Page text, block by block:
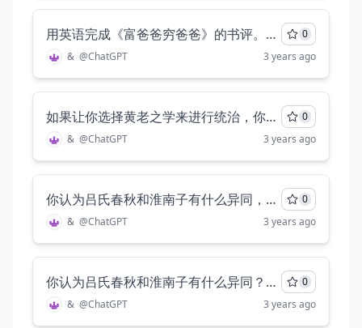
用英语完成《富爸爸穷爸爸》的书评。至少五百字
0
& @ChatGPT 3 years ago
如果让你选择黄老之学来进行统治，你觉得有利的和不利的分别是什么?请仔细分析，至少两千字。
0
& @ChatGPT 3 years ago
你认为吕氏春秋和淮南子有什么异同，详细写出其相同点，不同点，至少两千字
0
& @ChatGPT 3 years ago
你认为吕氏春秋和淮南子有什么异同？详细分析，至少两千字
0
& @ChatGPT 3 years ago